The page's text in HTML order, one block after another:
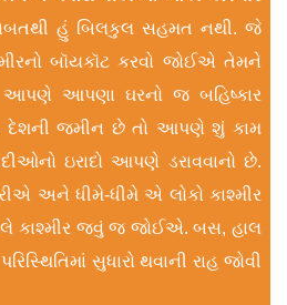
હું બિલકુલ સહમત નથી. જે
બૉયકૉટ કરવો જોઈએ તેમને
આપણે આપણા ઘરનો જ બહિષ્કાર
દેશની જમીન છે તો આપણે શું કામ
ઇરાદો આપણે ડરાવવાનો છે.
અને ધીમે-ધીમે એ લોકો કાશ્મીર
કાશ્મીર જવું જ જોઈએ. બસ, હાલ
સુધારો થવાની રાહ જોવી